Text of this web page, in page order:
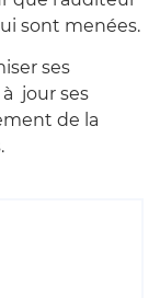
sont menées.
ses
jour ses
de la